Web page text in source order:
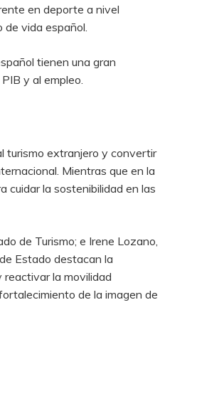
en deporte a nivel
de vida español.
tienen una gran
y al empleo.
turismo extranjero y convertir
Mientras que en la
cuidar la sostenibilidad en las
de Turismo; e Irene Lozano,
Estado destacan la
la movilidad
de la imagen de